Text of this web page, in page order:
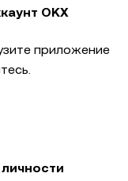
OKX
приложение